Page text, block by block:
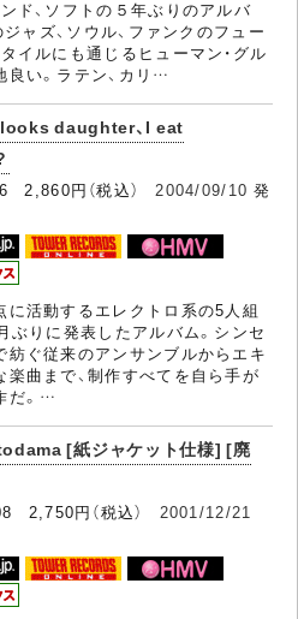
ンド、ソフトの５年ぶりのアルバ
ャズ、ソウル、ファンクのフュー
タイルにも通じるヒューマン・グル
良い。ラテン、カリ…
daughter、I eat
2,860円（税込）2004/09/10 発
に活動するエレクトロ系の5人組
ぶりに発表したアルバム。シンセ
紡ぐ従来のアンサンブルからエキ
楽曲まで、制作すべてを自ら手が
だ。…
[紙ジャケット仕様] [廃
2,750円（税込） 2001/12/21